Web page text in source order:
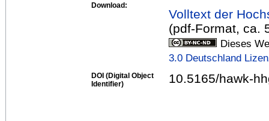
Download:
Volltext der
(pdf-Format, ca.
Dieses
3.0 Deutschland
DOI (Digital Object
Identifier)
10.5165/hawk-